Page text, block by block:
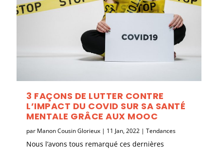
3 FAÇONS DE LUTTER CONTRE
L’IMPACT DU COVID SUR SA SANTÉ
MENTALE GRÂCE AUX MOOC
par Manon Cousin Glorieux | 11 Jan, 2022 |Tendances
Nous l’avons tous remarqué ces dernières